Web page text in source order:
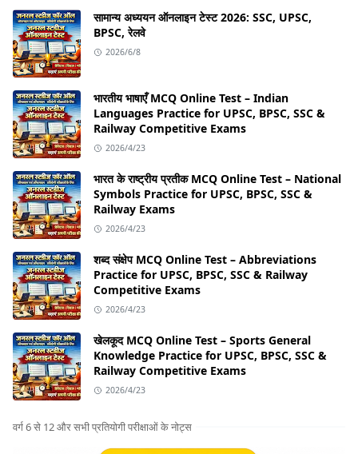
सामान्य अध्ययन ऑनलाइन टेस्ट 2026: SSC, UPSC,
BPSC, रेलवे
2026/6/8
भारतीय भाषाएँ MCQ Online Test – Indian
Languages Practice for UPSC, BPSC, SSC &
Railway Competitive Exams
2026/4/23
भारत के राष्ट्रीय प्रतीक MCQ Online Test – National
Symbols Practice for UPSC, BPSC, SSC &
Railway Exams
2026/4/23
शब्द संक्षेप MCQ Online Test – Abbreviations
Practice for UPSC, BPSC, SSC & Railway
Competitive Exams
2026/4/23
खेलकूद MCQ Online Test – Sports General
Knowledge Practice for UPSC, BPSC, SSC &
Railway Competitive Exams
2026/4/23
वर्ग 6 से 12 और सभी प्रतियोगी परीक्षाओं के नोट्स